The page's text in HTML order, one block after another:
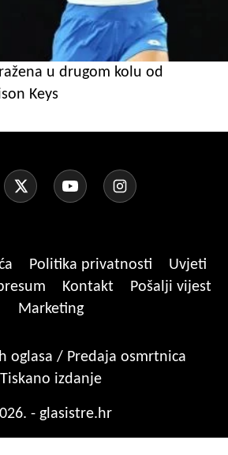
u drugom kolu od
Keys
Politika privatnosti
Uvjeti
Kontakt
Pošalji vijest
Marketing
oglasa / Predaja osmrtnica
Tiskano izdanje
- glasistre.hr